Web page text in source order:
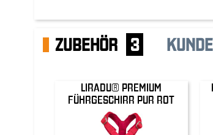
ZUBEHÖR 3
LIRADU® PREMIUM
FÜHRGESCHIRR PUR ROT